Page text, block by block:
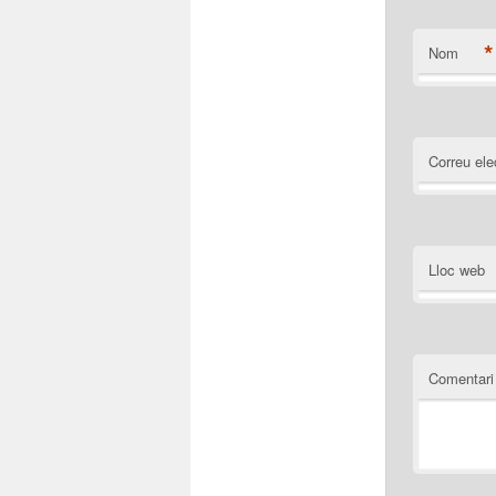
Nom *
Correu
Lloc web
Comentari